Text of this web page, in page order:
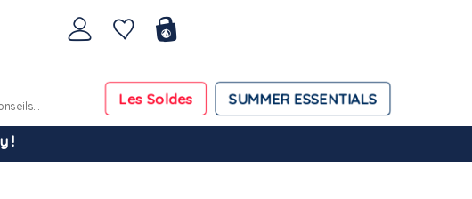
SUMMER ESSENTIALS
Les Soldes
!
promo)